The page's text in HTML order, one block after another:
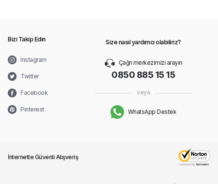
Bizi Takip Edin
Instagram
Twitter
Facebook
Pinterest
Size nasıl yardımcı olabiliriz?
Çağrı merkezimizi arayın
0850 885 15 15
veya
WhatsApp Destek
İnternette Güvenli Alışveriş